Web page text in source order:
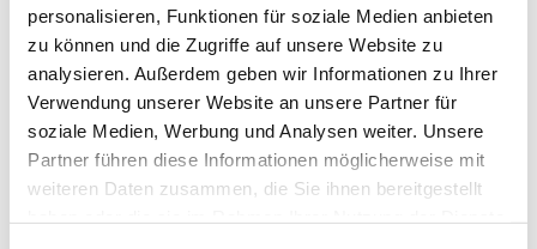
personalisieren, Funktionen für soziale Medien anbieten
zu können und die Zugriffe auf unsere Website zu
analysieren. Außerdem geben wir Informationen zu Ihrer
Verwendung unserer Website an unsere Partner für
soziale Medien, Werbung und Analysen weiter. Unsere
Partner führen diese Informationen möglicherweise mit
weiteren Daten zusammen, die Sie ihnen bereitgestellt